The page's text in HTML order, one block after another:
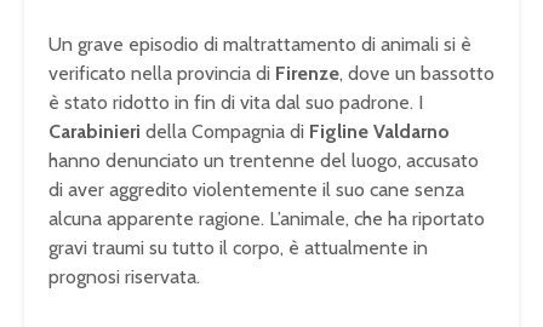
Un grave episodio di maltrattamento di animali si è
verificato nella provincia di Firenze, dove un bassotto
è stato ridotto in fin di vita dal suo padrone. I
Carabinieri della Compagnia di Figline Valdarno
hanno denunciato un trentenne del luogo, accusato
di aver aggredito violentemente il suo cane senza
alcuna apparente ragione. L’animale, che ha riportato
gravi traumi su tutto il corpo, è attualmente in
prognosi riservata.